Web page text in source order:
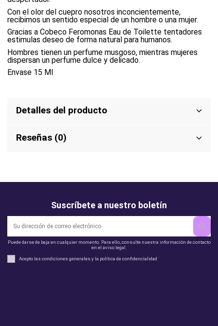
Con el olor del cuepro nosotros inconcientemente,
recibimos un sentido especial de un hombre o una mujer.
Gracias a Cobeco Feromonas Eau de Toilette tentadores
estimulas deseo de forma natural para humanos.
Hombres tienen un perfume musgoso, mientras mujeres
dispersan un perfume dulce y delicado.
Envase 15 Ml
Detalles del producto
Reseñas (0)
Suscríbete a nuestro boletín
Puede darse de baja en cualquier momento. Para ello, consulte nuestra información de contacto
en el aviso legal.
Acepto las condiciones generales y la política de confidencialidad